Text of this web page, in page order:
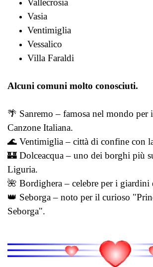
Vallecrosia
Vasia
Ventimiglia
Vessalico
Villa Faraldi
Alcuni comuni molto conosciuti.
🌴 Sanremo – famosa nel mondo per
Canzone Italiana.
🌊 Ventimiglia – città di confine con
🏰 Dolceacqua – uno dei borghi più
Liguria.
🌺 Bordighera – celebre per i giardini
👑 Seborga – noto per il curioso
Seborga".